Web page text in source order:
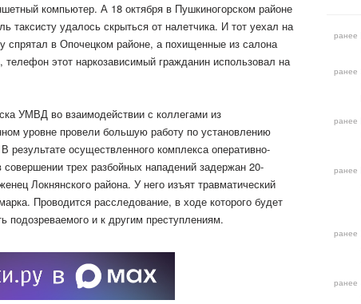
компьютер. А 18 октября в Пушкиногорском районе
таксисту удалось скрыться от налетчика. И тот уехал на
спрятал в Опочецком районе, а похищенные из салона
этот наркозависимый гражданин использовал на
УМВД во взаимодействии с коллегами из
уровне провели большую работу по установлению
результате осуществленного комплекса оперативно-
трех разбойных нападений задержан 20-
Локнянского района. У него изъят травматический
Проводится расследование, в ходе которого будет
подозреваемого и к другим преступлениям.
ранее
ранее
ранее
ранее
ранее
ранее